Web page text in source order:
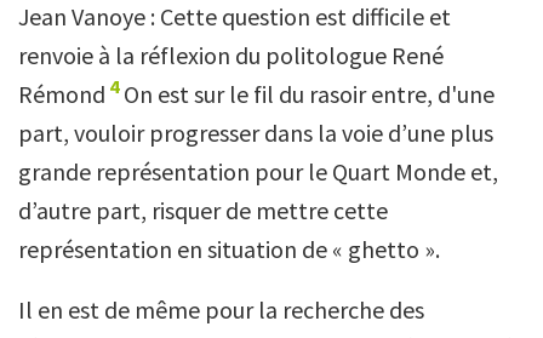
Jean Vanoye : Cette question est difficile et
renvoie à la réflexion du politologue René
Rémond 4On est sur le fil du rasoir entre, d'une
part, vouloir progresser dans la voie d’une plus
grande représentation pour le Quart Monde et,
d’autre part, risquer de mettre cette
représentation en situation de « ghetto ».
Il en est de même pour la recherche des